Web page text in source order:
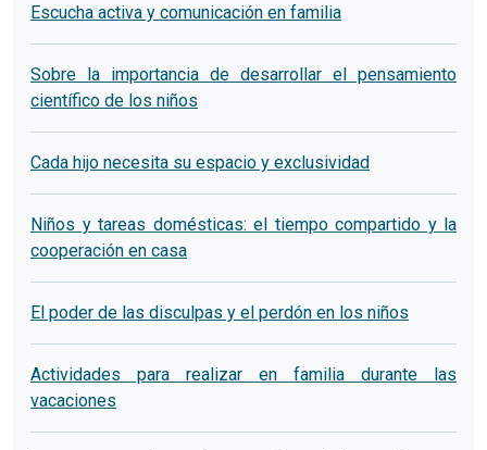
Escucha activa y comunicación en familia
Sobre la importancia de desarrollar el pensamiento
científico de los niños
Cada hijo necesita su espacio y exclusividad
Niños y tareas domésticas: el tiempo compartido y la
cooperación en casa
El poder de las disculpas y el perdón en los niños
Actividades para realizar en familia durante las
vacaciones